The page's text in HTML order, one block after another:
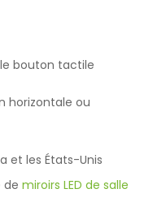
bouton tactile
horizontale ou
et les États-Unis
de miroirs LED de salle